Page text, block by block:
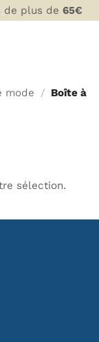
de plus de 65€
mode / Boîte à
sélection.